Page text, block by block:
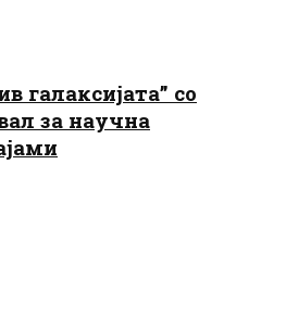
галаксијата” со
за научна